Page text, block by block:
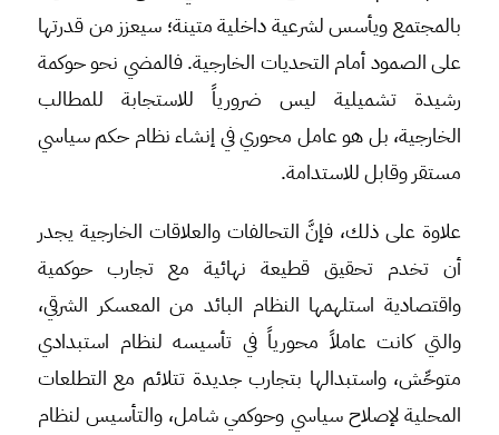
بالمجتمع ويأسس لشرعية داخلية متينة؛ سيعزز من قدرتها
على الصمود أمام التحديات الخارجية. فالمضي نحو حوكمة
رشيدة تشميلية ليس ضرورياً للاستجابة للمطالب
الخارجية، بل هو عامل محوري في إنشاء نظام حكم سياسي
مستقر وقابل للاستدامة.
علاوة على ذلك، فإنَّ التحالفات والعلاقات الخارجية يجدر
أن تخدم تحقيق قطيعة نهائية مع تجارب حوكمية
واقتصادية استلهمها النظام البائد من المعسكر الشرقي،
والتي كانت عاملاً محورياً في تأسيسه لنظام استبدادي
متوحِّش، واستبدالها بتجارب جديدة تتلائم مع التطلعات
المحلية لإصلاح سياسي وحوكمي شامل، والتأسيس لنظام